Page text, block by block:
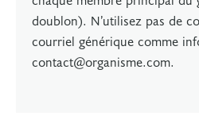
doublon). N’utilisez pas de
courriel générique comme in
contact@organisme.com.